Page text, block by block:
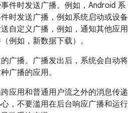
件时发送广播。例如，Android 系
时发送广播，例如系统启动或设备
自定义广播，例如，通知其他应用
例如，新数据下载）。
广播。广播发出后，系统会自动将
广播的应用。
应用和普通用户流之外的消息传递
，不要滥用在后台响应广播和运行